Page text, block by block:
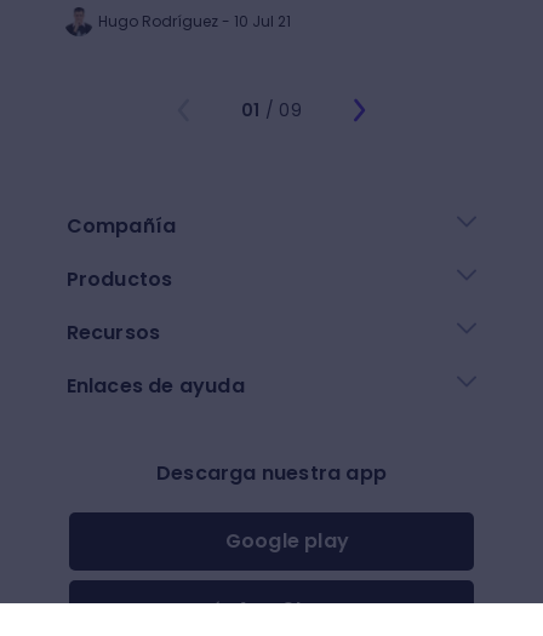
Hugo Rodríguez - 10 Jul 21
01 / 09
Compañía
Productos
Recursos
Enlaces de ayuda
Descarga nuestra app
Google play
App Store